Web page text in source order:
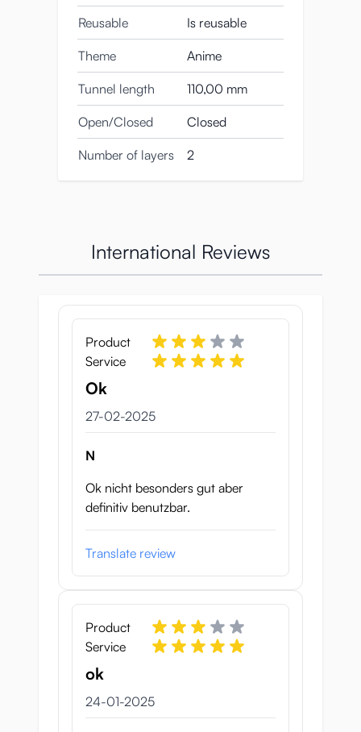
Reusable Is reusable
Theme Anime
Tunnel length 110,00 mm
Open/Closed Closed
Number of layers 2
International Reviews
Product
Service
Ok
27 februari 2025
27-02-2025
N
Ok nicht besonders gut aber
definitiv benutzbar.
Translate review
Product
Service
ok
24 januari 2025
24-01-2025